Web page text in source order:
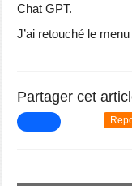
Chat GPT.
J’ai retouché le
Partager cet